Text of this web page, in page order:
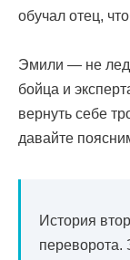
обучал отец,
Эмили — не
бойца и
вернуть себе
давайте
История
переворота.